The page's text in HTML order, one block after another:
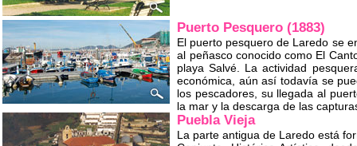
Puerto Pesquero (1883)
El puerto pesquero de Laredo se
al peñasco conocido como El
playa Salvé. La actividad
económica, aún así todavía se
los pescadores, su llegada al
la mar y la descarga de las
Puebla Vieja
La parte antigua de Laredo está